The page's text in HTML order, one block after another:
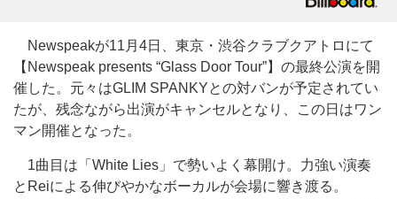
Newspeakが11月4日、東京・渋谷クラブクアトロにて
【Newspeak presents “Glass Door Tour”】の最終公演を開
催した。元々はGLIM SPANKYとの対バンが予定されてい
たが、残念ながら出演がキャンセルとなり、この日はワン
マン開催となった。
1曲目は「White Lies」で勢いよく幕開け。力強い演奏
とReiによる伸びやかなボーカルが会場に響き渡る。